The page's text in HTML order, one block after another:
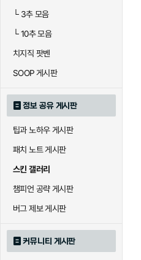
└3추 모음
└10추 모음
치지직 팟벤
SOOP 게시판
정보 공유 게시판
팁과 노하우 게시판
패치 노트 게시판
스킨 갤러리
챔피언 공략 게시판
버그 제보 게시판
커뮤니티 게시판